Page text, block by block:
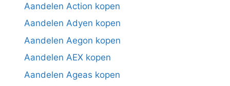
Aandelen Action kopen
Aandelen Adyen kopen
Aandelen Aegon kopen
Aandelen AEX kopen
Aandelen Ageas kopen